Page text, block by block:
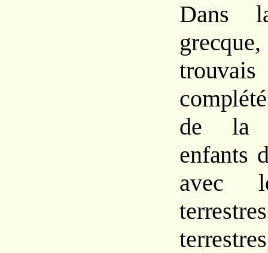
Dans
de la
enfants
avec